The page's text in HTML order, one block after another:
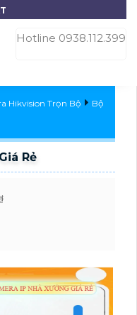
Hotline 0938.112.399
Hikvision Trọn Bộ
Bộ
Rẻ